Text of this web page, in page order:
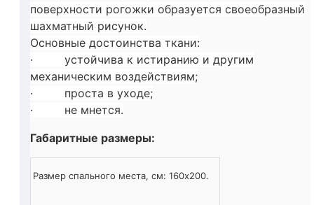
поверхности рогожки образуется своеобразный
шахматный рисунок.
Основные достоинства ткани:
· устойчива к истиранию и другим
механическим воздействиям;
· проста в уходе;
· не мнется.
Габаритные размеры:
Размер спального места, см: 160х200.